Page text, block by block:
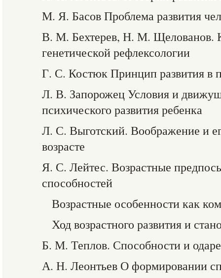
М. Я. Басов Проблема развития
В. М. Бехтерев, Н. М. Щелованов.
генетической рефлексологии
Г. С. Костюк Принцип развития в
Л. В. Запорожец Условия и
психического развития ребенка
Л. С. Выготский. Воображение и
возрасте
Я. С. Лейтес. Возрастные
способностей
Возрастные особенности как
Ход возрастного развития и
Б. М. Теплов. Способности и
А. Н. Леонтьев О формировании